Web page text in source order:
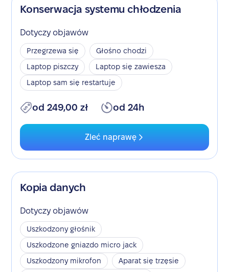
Konserwacja systemu chłodzenia
Dotyczy objawów
Przegrzewa się
Głośno chodzi
Laptop piszczy
Laptop się zawiesza
Laptop sam się restartuje
od 249,00 zł od 24h
Zleć naprawę
Kopia danych
Dotyczy objawów
Uszkodzony głośnik
Uszkodzone gniazdo micro jack
Uszkodzony mikrofon
Aparat się trzęsie